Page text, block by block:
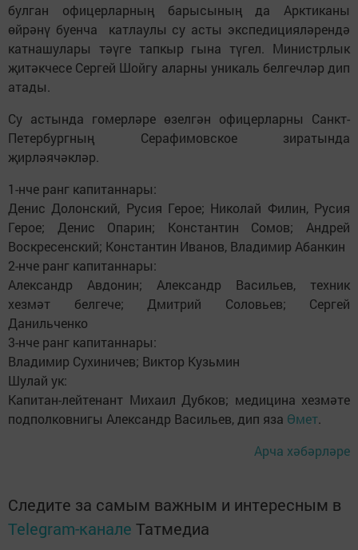
булган офицерларның барысының да Арктиканы
өйрәнү буенча катлаулы су асты экспедицияләрендә
катнашулары тәүге тапкыр гына түгел. Министрлык
җитәкчесе Сергей Шойгу аларны уникаль белгечләр дип
атады.
Су астында гомерләре өзелгән офицерларны Санкт-
Петербургның Серафимовское зиратында
җирләячәкләр.
1-нче ранг капитаннары:
Денис Долонский, Русия Герое; Николай Филин, Русия
Герое; Денис Опарин; Константин Сомов; Андрей
Воскресенский; Константин Иванов, Владимир Абанкин
2-нче ранг капитаннары:
Александр Авдонин; Александр Васильев, техник
хезмәт белгече; Дмитрий Соловьев; Сергей
Данильченко
3-нче ранг капитаннары:
Владимир Сухиничев; Виктор Кузьмин
Шулай ук:
Капитан-лейтенант Михаил Дубков; медицина хезмәте
подполковнигы Александр Васильев, дип яза Өмет.
Арча хәбәрләре
Следите за самым важным и интересным в
Telegram-канале Татмедиа